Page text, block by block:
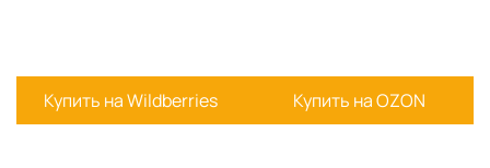
Купить на Wildberries Купить на OZON